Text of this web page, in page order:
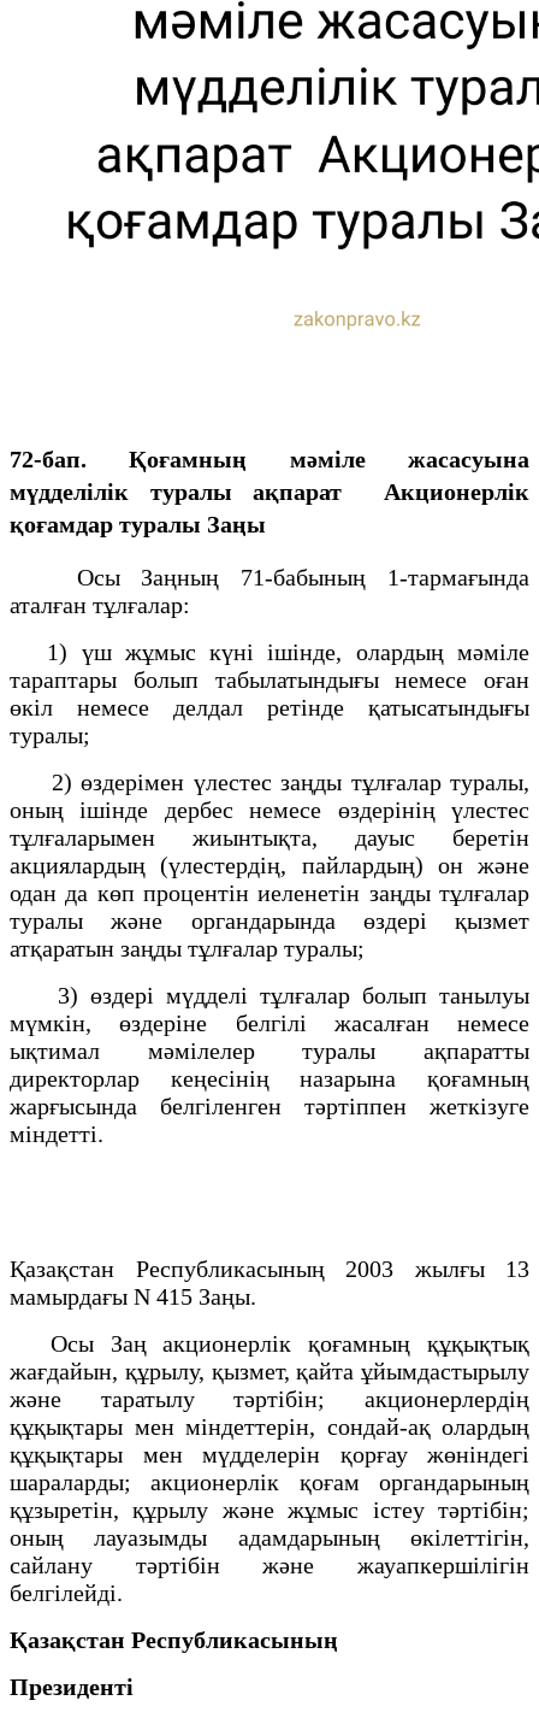
72-бап. Қоғамның мәміле жасасуына
мүдделілік туралы ақпарат
Акционерлік
қоғамдар туралы Заңы
Осы Заңның 71-бабының 1-тармағында
аталған тұлғалар:
1) үш жұмыс күні ішінде, олардың мәмiле
тараптары болып табылатындығы немесе оған
өкiл немесе делдал ретiнде қатысатындығы
туралы;
2) өздерімен үлестес заңды тұлғалар туралы,
оның ішінде дербес немесе өздерінің үлестес
тұлғаларымен жиынтықта, дауыс беретін
акциялардың (үлестердің, пайлардың) он және
одан да көп процентін иеленетін заңды тұлғалар
туралы және органдарында өздері қызмет
атқаратын заңды тұлғалар туралы;
3) өздері мүдделі тұлғалар болып танылуы
мүмкін, өздеріне белгілі жасалған немесе
ықтимал мәмілелер туралы ақпаратты
директорлар кеңесінің назарына қоғамның
жарғысында белгіленген тәртіппен жеткізуге
міндетті.
Қазақстан Республикасының 2003 жылғы 13
мамырдағы N 415 Заңы.
Осы Заң акционерлік қоғамның құқықтық
жағдайын, құрылу, қызмет, қайта ұйымдастырылу
және таратылу тәртібін; акционерлердің
құқықтары мен міндеттерін, сондай-ақ олардың
құқықтары мен мүдделерін қорғау жөніндегі
шараларды; акционерлік қоғам органдарының
құзыретін, құрылу және жұмыс істеу тәртібін;
оның лауазымды адамдарының өкілеттігін,
сайлану тәртібін және жауапкершілігін
белгілейді.
Қазақстан Республикасының
Президенті